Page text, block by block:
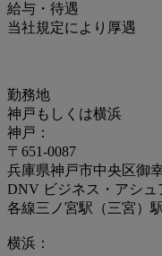
給与・待遇
当社規定により厚遇
勤務地
神戸もしくは横浜
神戸：
〒651-0087
兵庫県神戸市中央区御
DNV ビジネス・アシ
各線三ノ宮駅（三宮）
横浜：